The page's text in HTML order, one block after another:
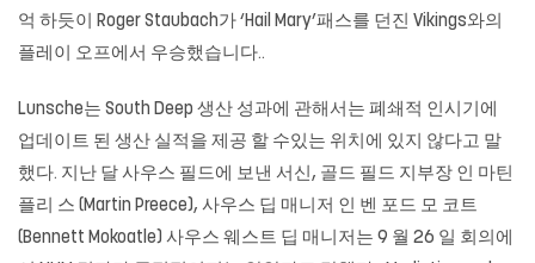
억 하듯이 Roger Staubach가 ‘Hail Mary’패스를 던진 Vikings와의
플레이 오프에서 우승했습니다..
Lunsche는 South Deep 생산 성과에 관해서는 폐쇄적 인시기에
업데이트 된 생산 실적을 제공 할 수있는 위치에 있지 않다고 말
했다. 지난 달 사우스 필드에 보낸 서신, 골드 필드 지부장 인 마틴
플리 스 (Martin Preece), 사우스 딥 매니저 인 벤 포드 모 코트
(Bennett Mokoatle) 사우스 웨스트 딥 매니저는 9 월 26 일 회의에